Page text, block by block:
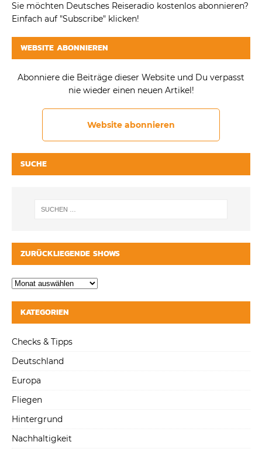
Sie möchten Deutsches Reiseradio kostenlos abonnieren?
Einfach auf "Subscribe" klicken!
WEBSITE ABONNIEREN
Abonniere die Beiträge dieser Website und Du verpasst
nie wieder einen neuen Artikel!
Website abonnieren
SUCHE
ZURÜCKLIEGENDE SHOWS
KATEGORIEN
Checks & Tipps
Deutschland
Europa
Fliegen
Hintergrund
Nachhaltigkeit